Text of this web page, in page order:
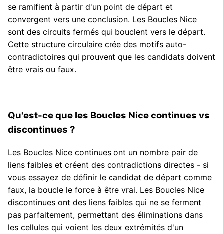
se ramifient à partir d'un point de départ et
convergent vers une conclusion. Les Boucles Nice
sont des circuits fermés qui bouclent vers le départ.
Cette structure circulaire crée des motifs auto-
contradictoires qui prouvent que les candidats doivent
être vrais ou faux.
Qu'est-ce que les Boucles Nice continues vs
discontinues ?
Les Boucles Nice continues ont un nombre pair de
liens faibles et créent des contradictions directes - si
vous essayez de définir le candidat de départ comme
faux, la boucle le force à être vrai. Les Boucles Nice
discontinues ont des liens faibles qui ne se ferment
pas parfaitement, permettant des éliminations dans
les cellules qui voient les deux extrémités d'un